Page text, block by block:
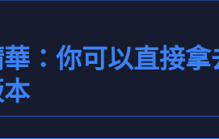
：你可以直接拿